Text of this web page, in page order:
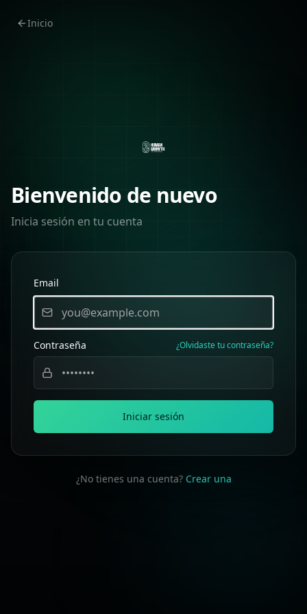
Inicio
Bienvenido de nuevo
Inicia sesión en tu cuenta
Email
Contraseña ¿Olvidaste tu contraseña?
Iniciar sesión
¿No tienes una cuenta? Crear una